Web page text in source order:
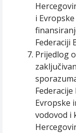
i
Federaciji
Prijedlog
Evropske
vodovod i